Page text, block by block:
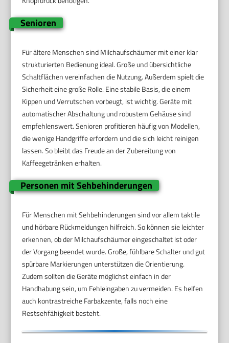
Senioren
Für ältere Menschen sind Milchaufschäumer mit einer klar
strukturierten Bedienung ideal. Große und übersichtliche
Schaltflächen vereinfachen die Nutzung. Außerdem spielt die
Sicherheit eine große Rolle. Eine stabile Basis, die einem
Kippen und Verrutschen vorbeugt, ist wichtig. Geräte mit
automatischer Abschaltung und robustem Gehäuse sind
empfehlenswert. Senioren profitieren häufig von Modellen,
die wenige Handgriffe erfordern und die sich leicht reinigen
lassen. So bleibt das Freude an der Zubereitung von
Kaffeegetränken erhalten.
Personen mit Sehbehinderungen
Für Menschen mit Sehbehinderungen sind vor allem taktile
und hörbare Rückmeldungen hilfreich. So können sie leichter
erkennen, ob der Milchaufschäumer eingeschaltet ist oder
der Vorgang beendet wurde. Große, fühlbare Schalter und gut
spürbare Markierungen unterstützen die Orientierung.
Zudem sollten die Geräte möglichst einfach in der
Handhabung sein, um Fehleingaben zu vermeiden. Es helfen
auch kontrastreiche Farbakzente, falls noch eine
Restsehfähigkeit besteht.